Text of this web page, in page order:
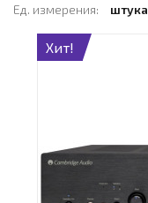
Ед. измерения: штука
Хит!